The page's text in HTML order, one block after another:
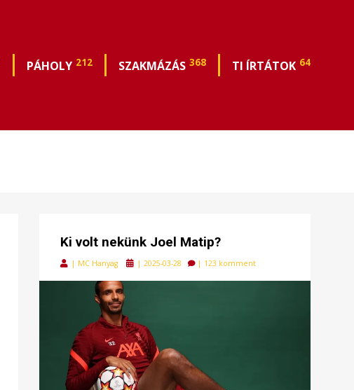
PÁHOLY 212 SZAKMÁZÁS 368 TI ÍRTÁTOK 64
Ki volt nekünk Joel Matip?
| MC Hanyag
Posted
|2025-03-28 | 123 komment